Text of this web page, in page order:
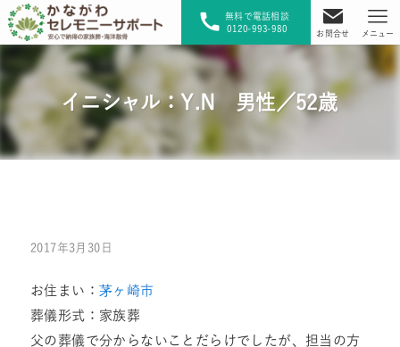
無料で電話相談
0120-993-980
お問合せ メニュー
イニシャル：Y.N 男性／52歳
2017年3月30日
お住まい： 茅ヶ崎市
葬儀形式：家族葬
父の葬儀で分からないことだらけでしたが、担当の方